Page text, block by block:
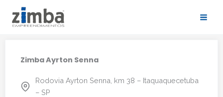
para
Zimba Ayrton Senna
Rodovia Ayrton Senna, km 38 – Itaquaquecetuba
– SP